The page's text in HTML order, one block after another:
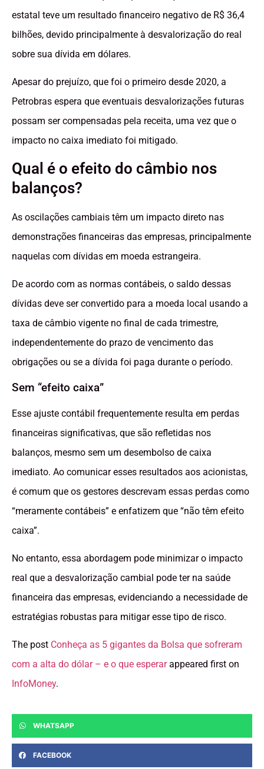
estatal teve um resultado financeiro negativo de R$ 36,4
bilhões, devido principalmente à desvalorização do real
sobre sua dívida em dólares.
Apesar do prejuízo, que foi o primeiro desde 2020, a
Petrobras espera que eventuais desvalorizações futuras
possam ser compensadas pela receita, uma vez que o
impacto no caixa imediato foi mitigado.
Qual é o efeito do câmbio nos
balanços?
As oscilações cambiais têm um impacto direto nas
demonstrações financeiras das empresas, principalmente
naquelas com dívidas em moeda estrangeira.
De acordo com as normas contábeis, o saldo dessas
dívidas deve ser convertido para a moeda local usando a
taxa de câmbio vigente no final de cada trimestre,
independentemente do prazo de vencimento das
obrigações ou se a dívida foi paga durante o período.
Sem “efeito caixa”
Esse ajuste contábil frequentemente resulta em perdas
financeiras significativas, que são refletidas nos
balanços, mesmo sem um desembolso de caixa
imediato. Ao comunicar esses resultados aos acionistas,
é comum que os gestores descrevam essas perdas como
“meramente contábeis” e enfatizem que “não têm efeito
caixa”.
No entanto, essa abordagem pode minimizar o impacto
real que a desvalorização cambial pode ter na saúde
financeira das empresas, evidenciando a necessidade de
estratégias robustas para mitigar esse tipo de risco.
The post Conheça as 5 gigantes da Bolsa que sofreram
com a alta do dólar – e o que esperarappeared first on
InfoMoney.
WHATSAPP
FACEBOOK